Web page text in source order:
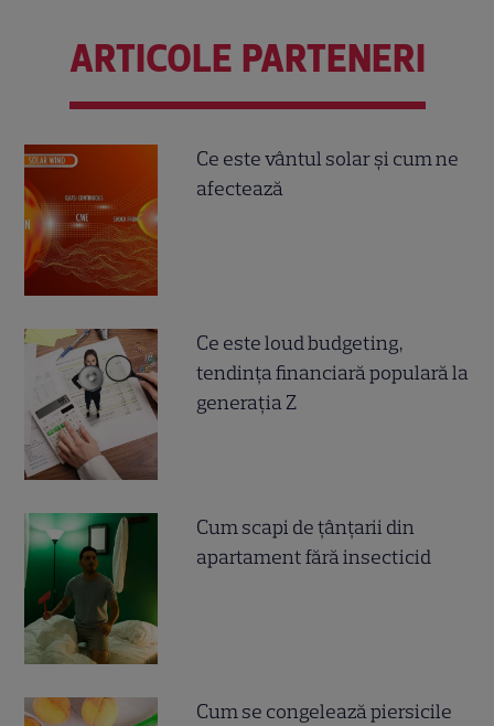
ARTICOLE PARTENERI
Ce este vântul solar și cum ne
afectează
Ce este loud budgeting,
tendința financiară populară la
generația Z
Cum scapi de țânțarii din
apartament fără insecticid
Cum se congelează piersicile